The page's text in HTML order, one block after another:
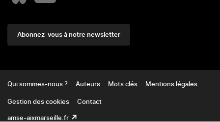
Abonnez-vous à notre newsletter
Qui sommes-nous ? Auteurs Mots clés Mentions légales
Gestion des cookies Contact
amse-aixmarseille.fr